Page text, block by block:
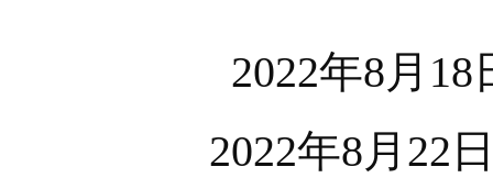
2022年8月
2022年8月22